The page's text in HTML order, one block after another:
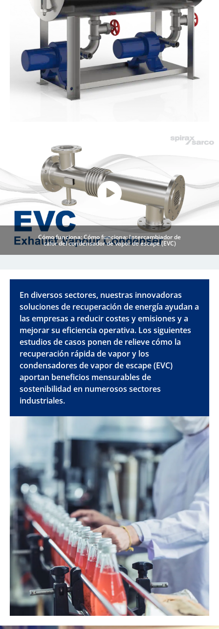
Cómo funciona: Cómo funciona: Intercambiador de
calor del condensador de vapor de escape (EVC)
En diversos sectores, nuestras innovadoras
soluciones de recuperación de energía ayudan a
las empresas a reducir costes y emisiones y a
mejorar su eficiencia operativa. Los siguientes
estudios de casos ponen de relieve cómo la
recuperación rápida de vapor y los
condensadores de vapor de escape (EVC)
aportan beneficios mensurables de
sostenibilidad en numerosos sectores
industriales.